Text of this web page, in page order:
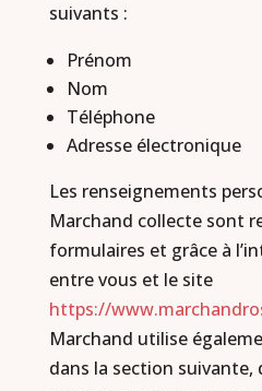
suivants :
Prénom
Nom
Téléphone
Adresse électronique
Les renseignements
Marchand collecte sont
formulaires et grâce à
entre vous et le site
https://
Marchand utilise
dans la section suivante,